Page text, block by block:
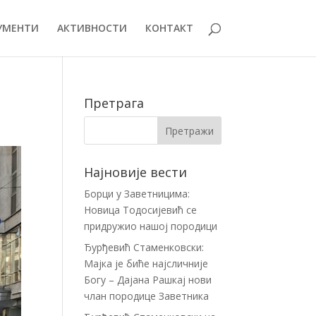
АКТИВНОСТИ КОНТАКТ
Претрага
Најновије вести
Борци у Заветницима:
Новица Тодосијевић се
придружио нашој породици
Ђурђевић Стаменковски:
Мајка је биће најсличније
Богу – Дајана Рашкај нови
члан породице Заветника